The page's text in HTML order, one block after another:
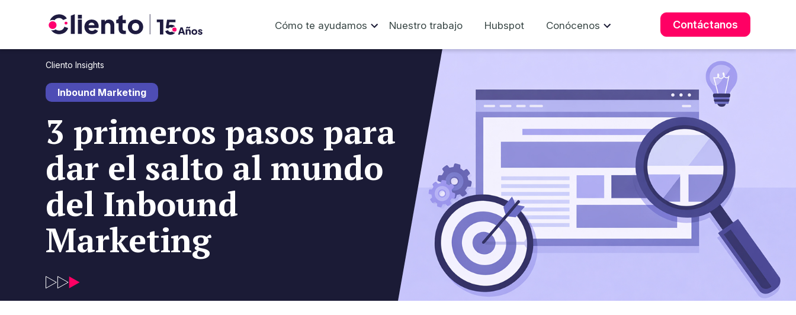
Cómo te ayudamos Nuestro trabajo Hubspot Conócenos Contáctanos
Cliento Insights
Inbound Marketing
3 primeros pasos para
dar el salto al mundo
del Inbound
Marketing